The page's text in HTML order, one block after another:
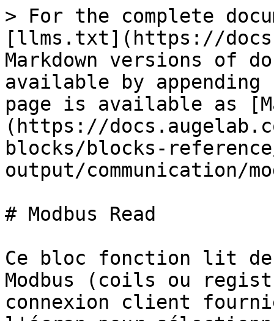
> For the complete
[llms.txt](https://
Markdown versions of
available by
page is available as
(https://
blocks/blocks-
output/communication/
# Modbus Read
Ce bloc fonction lit
Modbus (coils ou
connexion client